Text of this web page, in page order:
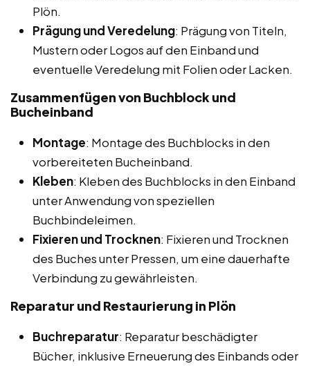
Plön.
Prägung und Veredelung: Prägung von Titeln,
Mustern oder Logos auf den Einband und
eventuelle Veredelung mit Folien oder Lacken.
Zusammenfügen von Buchblock und
Bucheinband
Montage: Montage des Buchblocks in den
vorbereiteten Bucheinband.
Kleben: Kleben des Buchblocks in den Einband
unter Anwendung von speziellen
Buchbindeleimen.
Fixieren und Trocknen: Fixieren und Trocknen
des Buches unter Pressen, um eine dauerhafte
Verbindung zu gewährleisten.
Reparatur und Restaurierung in Plön
Buchreparatur: Reparatur beschädigter
Bücher, inklusive Erneuerung des Einbands oder